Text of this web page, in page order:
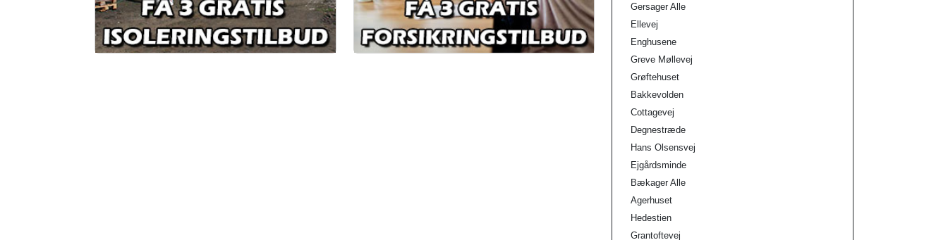
Gersager Alle
Ellevej
Enghusene
Greve Møllevej
Grøftehuset
Bakkevolden
Cottagevej
Degnestræde
Hans Olsensvej
Ejgårdsminde
Bækager Alle
Agerhuset
Hedestien
Grantoftevej